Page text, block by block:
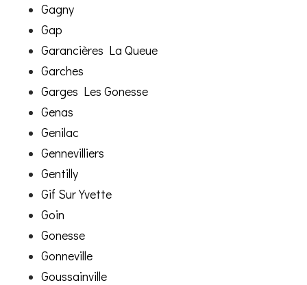
Gagny
Gap
Garancières La Queue
Garches
Garges Les Gonesse
Genas
Genilac
Gennevilliers
Gentilly
Gif Sur Yvette
Goin
Gonesse
Gonneville
Goussainville